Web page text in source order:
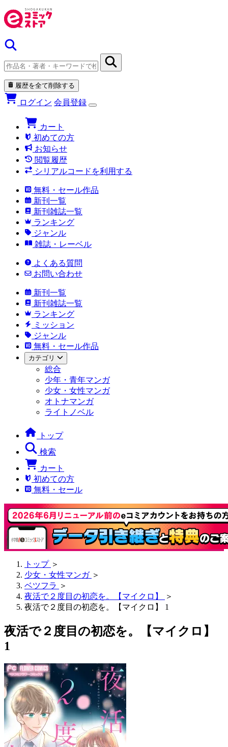
履歴を全て削除する
ログイン 会員登録
カート
初めての方
お知らせ
閲覧履歴
シリアルコードを利用する
無料・セール作品
新刊一覧
新刊雑誌一覧
ランキング
ジャンル
雑誌・レーベル
よくある質問
お問い合わせ
新刊一覧
新刊雑誌一覧
ランキング
ミッション
ジャンル
無料・セール作品
カテゴリ
総合
少年・青年マンガ
少女・女性マンガ
オトナマンガ
ライトノベル
トップ
検索
カート
初めての方
無料・セール
トップ ＞
少女・女性マンガ ＞
ベツフラ ＞
夜活で２度目の初恋を。【マイクロ】
＞
夜活で２度目の初恋を。【マイクロ】 1
夜活で２度目の初恋を。【マイクロ】
1